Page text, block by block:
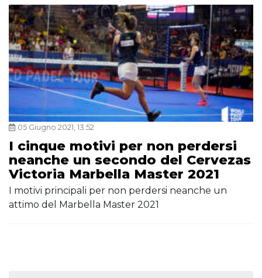
05 Giugno 2021, 13:52
I cinque motivi per non perdersi
neanche un secondo del Cervezas
Victoria Marbella Master 2021
I motivi principali per non perdersi neanche un
attimo del Marbella Master 2021